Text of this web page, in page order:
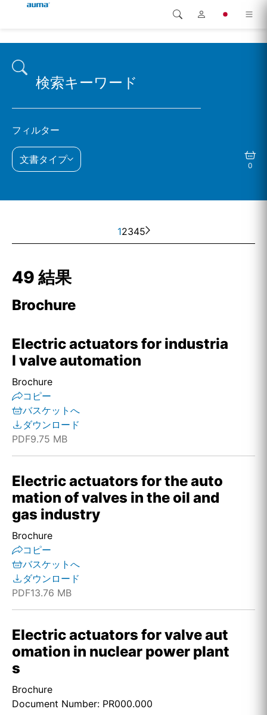
ソリューション
サービス
弊社概要
連絡先
Global
ヨーロッパ
北米
検索
フィルター
文書タイプ
12345
49 結果
Brochure
Electric actuators for industria
l valve automation
Brochure
コピー
バスケットへ
ダウンロード
PDF9.75 MB
Electric actuators for the auto
mation of valves in the oil and
gas industry
Brochure
コピー
バスケットへ
ダウンロード
PDF13.76 MB
Electric actuators for valve aut
omation in nuclear power plant
s
Brochure
Document Number: PR000.000
0